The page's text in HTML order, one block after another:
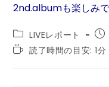
2nd.albumも楽しみで
投
稿
カ
LIVEレポート
投
稿
公
読
読了時間の目安: 1分